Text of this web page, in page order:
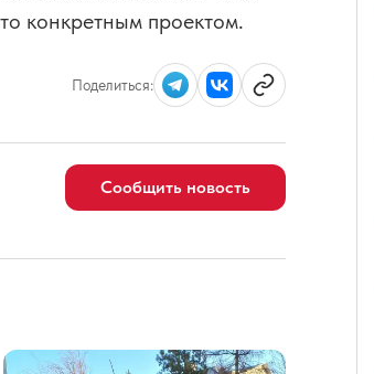
конкретным проектом.
Поделиться:
Сообщить новость